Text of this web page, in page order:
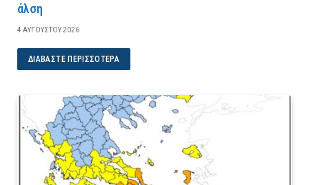
άλση
4 ΑΥΓΟΎΣΤΟΥ 2026
ΔΙΑΒΆΣΤΕ ΠΕΡΙΣΣΌΤΕΡΑ